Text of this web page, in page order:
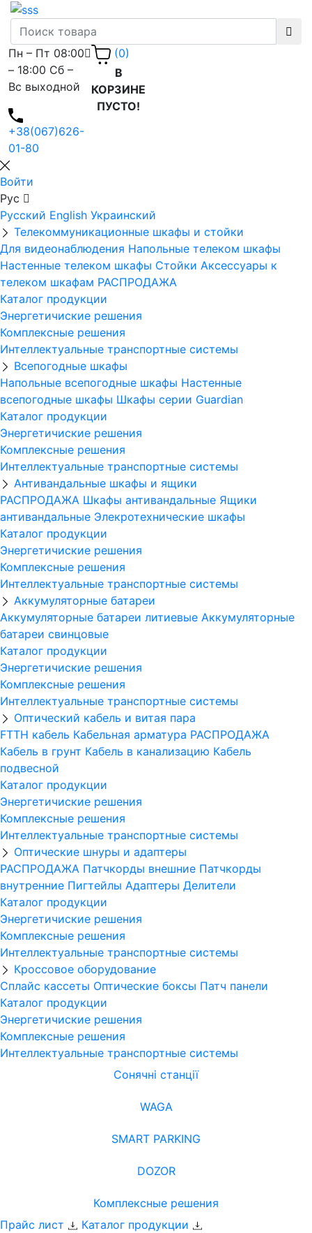
Пн – Пт 08:00
– 18:00 Сб –
Вс выходной
+38(067)626-
01-80
(0)
В
КОРЗИНЕ
ПУСТО!
Войти
Рус
Русский English Украинский
Телекоммуникационные шкафы и стойки
Для видеонаблюдения Напольные телеком шкафы
Настенные телеком шкафы Стойки Аксессуары к
телеком шкафам РАСПРОДАЖА
Каталог продукции
Энергетичиские решения
Комплексные решения
Интеллектуальные транспортные системы
Всепогодные шкафы
Напольные всепогодные шкафы Настенные
всепогодные шкафы Шкафы серии Guardian
Каталог продукции
Энергетичиские решения
Комплексные решения
Интеллектуальные транспортные системы
Антивандальные шкафы и ящики
РАСПРОДАЖА Шкафы антивандальные Ящики
антивандальные Элекротехнические шкафы
Каталог продукции
Энергетичиские решения
Комплексные решения
Интеллектуальные транспортные системы
Аккумуляторные батареи
Аккумуляторные батареи литиевые Аккумуляторные
батареи свинцовые
Каталог продукции
Энергетичиские решения
Комплексные решения
Интеллектуальные транспортные системы
Оптический кабель и витая пара
FTTH кабель Кабельная арматура РАСПРОДАЖА
Кабель в грунт Кабель в канализацию Кабель
подвесной
Каталог продукции
Энергетичиские решения
Комплексные решения
Интеллектуальные транспортные системы
Оптические шнуры и адаптеры
РАСПРОДАЖА Патчкорды внешние Патчкорды
внутренние Пигтейлы Адаптеры Делители
Каталог продукции
Энергетичиские решения
Комплексные решения
Интеллектуальные транспортные системы
Кроссовое оборудование
Сплайс кассеты Оптические боксы Патч панели
Каталог продукции
Энергетичиские решения
Комплексные решения
Интеллектуальные транспортные системы
Сонячні станції
WAGA
SMART PARKING
DOZOR
Комплексные решения
Прайс лист
Каталог продукции